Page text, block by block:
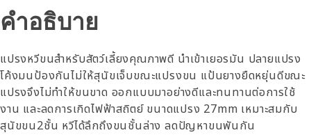
คำอธิบาย
แปรงหวีขนสำหรับสัตว์เลี้ยงคุณภาพดี นำเข้าเยอรมัน ปลายแปรง
โค้งมนป้องกันไม่ให้สุนัขเจ็บขณะแปรงขน แป้นยางยืดหยุ่นดีขณะ
แปรงจึงไม่ทำให้ขนขาด ออกแบบมาอย่างดีและทนทานต่อการใช้
งาน และลดการเกิดไฟฟ้าสถิตย์ ขนาดแปรง 27mm เหมาะสมกับ
สุนัขขน2ชั้น หวีได้ลึกถึงขนชั้นล่าง ลดปัญหาขนพันกัน